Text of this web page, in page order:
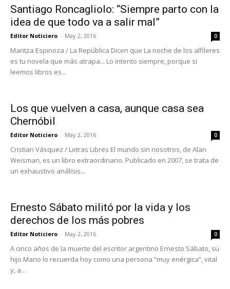
Santiago Roncagliolo: “Siempre parto con la
idea de que todo va a salir mal”
Editor Noticiero - May 2, 2016 0
Maritza Espinoza / La República Dicen que La noche de los alfileres
es tu novela que más atrapa... Lo intento siempre, porque si
leemos libros es...
Los que vuelven a casa, aunque casa sea
Chernóbil
Editor Noticiero - May 2, 2016 0
Cristian Vásquez / Letras Libres El mundo sin nosotros, de Alan
Weisman, es un libro extraordinario. Publicado en 2007, se trata de
un exhaustivo análisis...
Ernesto Sábato militó por la vida y los
derechos de los más pobres
Editor Noticiero - May 2, 2016 0
A cinco años de la muerte del escritor argentino Ernesto Sábato, su
hijo Mario lo recuerda hoy como una persona “muy enérgica”, vital
y, a...